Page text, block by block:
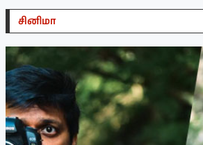
சினிமா